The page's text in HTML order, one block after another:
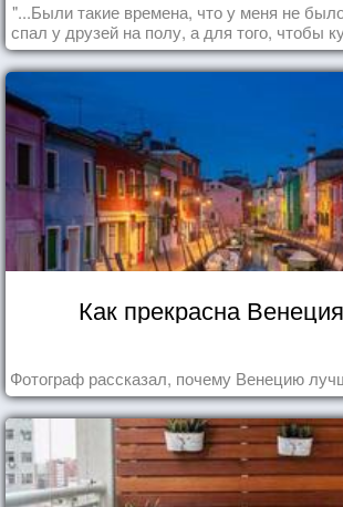
"...Были такие времена, что у меня не
спал у друзей на полу, а для того, чтобы
бутылки из под кока-
Как прекрасна
Фотограф рассказал, почему Венецию